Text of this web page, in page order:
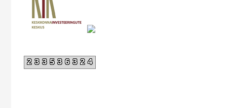
233536324